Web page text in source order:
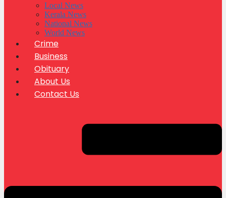
Local News
Kerala News
National News
World News
Crime
Business
Obituary
About Us
Contact Us